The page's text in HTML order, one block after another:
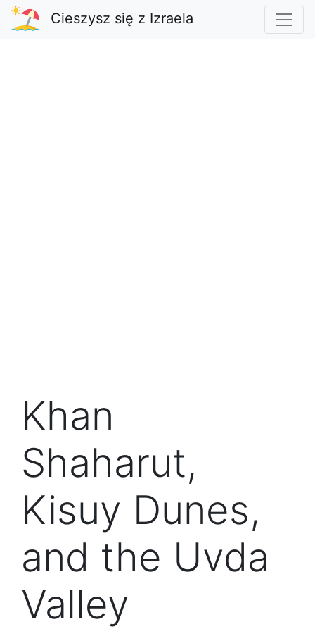
Cieszysz się z Izraela
Khan
Shaharut,
Kisuy Dunes,
and the Uvda
Valley